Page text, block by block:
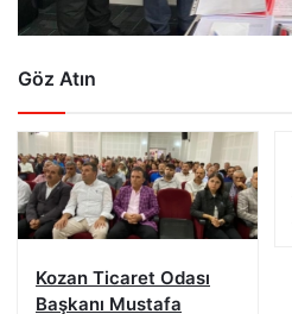
Göz Atın
Kozan Ticaret Odası
Başkanı Mustafa